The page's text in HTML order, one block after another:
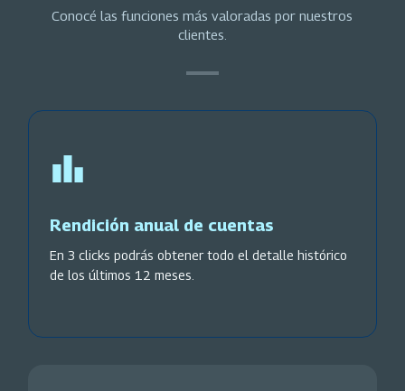
Conocé las funciones más valoradas por nuestros
clientes.
Rendición anual de cuentas
En 3 clicks podrás obtener todo el detalle histórico
de los últimos 12 meses.